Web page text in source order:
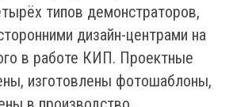
типов демонстраторов,
дизайн-центрами на
в работе КИП. Проектные
изготовлены фотошаблоны,